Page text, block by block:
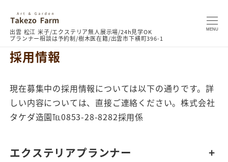
MENU
採用情報
現在募集中の採用情報については以下の通りです。詳
しい内容については、直接ご連絡ください。株式会社
タケダ造園℡0853-28-8282採用係
エクステリアプランナー +